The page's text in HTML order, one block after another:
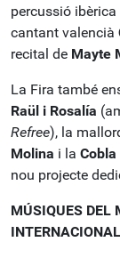
percussió ibèrica
cantant valencià
recital de Mayte
La Fira també
Raül i Rosalía
Refree), la
Molina i la
nou projecte
MÚSIQUES DEL
INTERNACIONAL